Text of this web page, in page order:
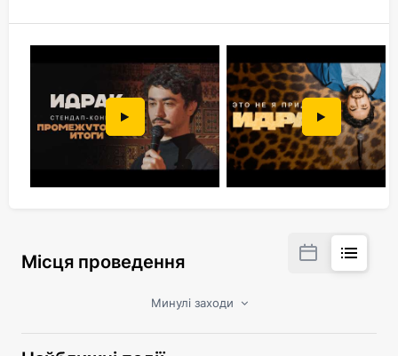
Місця проведення
Минулі заходи